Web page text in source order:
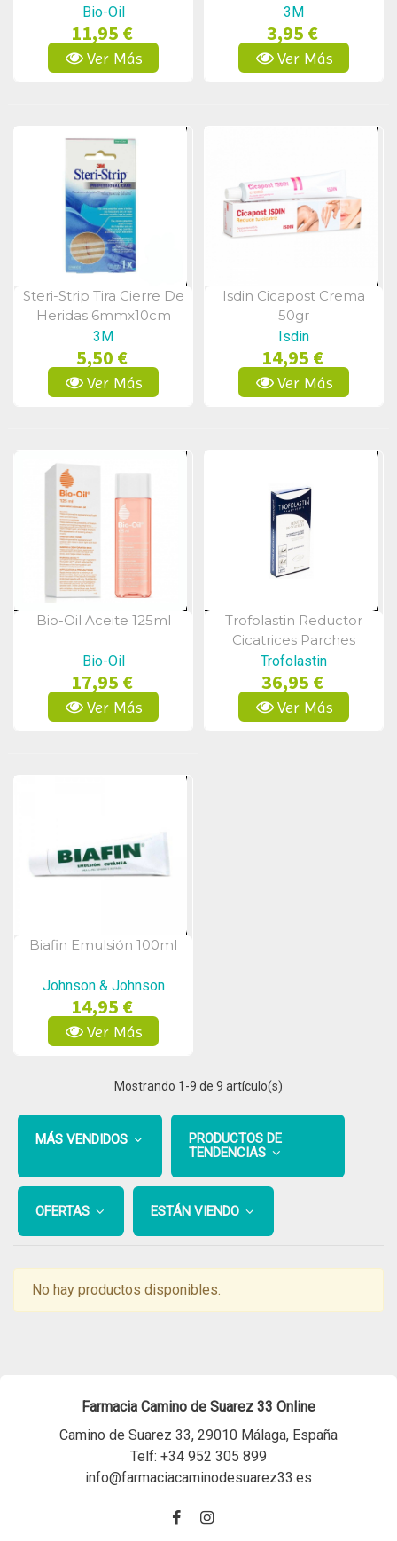
Bio-Oil
11,95 €
Ver Más
3Uds
3M
3,95 €
Ver Más
Vista Rápida
Steri-Strip Tira Cierre De
Heridas 6mmx10cm
10Uds
3M
5,50 €
Ver Más
Vista Rápida
Isdin Cicapost Crema
50gr
Isdin
14,95 €
Ver Más
Vista Rápida
Bio-Oil Aceite 125ml
Bio-Oil
17,95 €
Ver Más
Vista Rápida
Trofolastin Reductor
Cicatrices Parches
5x7,5cm 5 Unidades
Trofolastin
36,95 €
Ver Más
Vista Rápida
Biafin Emulsión 100ml
Johnson & Johnson
14,95 €
Ver Más
Mostrando 1 -9 de 9 artículo(s)
MÁS VENDIDOS
PRODUCTOS DE
TENDENCIAS
OFERTAS ESTÁN VIENDO
No hay productos disponibles.
Farmacia Camino de Suarez 33 Online
Camino de Suarez 33, 29010 Málaga, España
Telf: +34 952 305 899
info@farmaciacaminodesuarez33.es